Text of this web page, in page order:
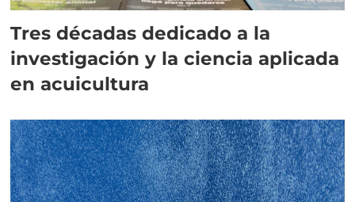
Tres décadas dedicado a la
investigación y la ciencia aplicada
en acuicultura